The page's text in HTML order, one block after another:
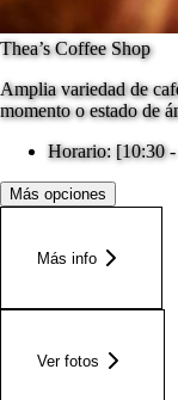
Thea’s Coffee Shop
Amplia variedad de
momento o estado de
Horario: [10:30
Más opciones
Más info
Ver fotos